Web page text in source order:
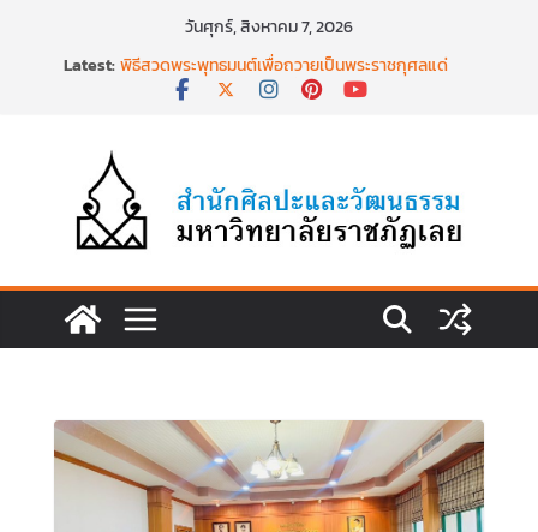
วันศุกร์, สิงหาคม 7, 2026
Latest: พิธีสวดพระพุทธมนต์เพื่อถวายเป็นพระราชกุศลแด่
สมเด็จพระเจ้าลูกเธอฯ วันที่ ๒๒ มิถุนายน ๒๕๖๙
นำงานวิจัยเรื่องการถ่ายทอดจิตรกรรมฝาผนังวัด
โพธิ์ชัยนาพึงผ่านงานศิลปะภาพพิมพ์ฯ ระหว่างวันที่ 22
– 26 มิถุนายน 2569
เชียงคานเปิดงานยิ่งใหญ่ ฉลองครบรอบ ๑๑๕ ปี
สืบสานวัฒนธรรมประเพณีผ่านศาสตร์พระราชา สู่การ
ท่องเที่ยวยั่งยืน วันที่ ๒๓ มิถุนายน ๒๕๖๙
พิธีบำเพ็ญกุศลสวดพระอภิธรรม เพื่ออุทิศถวายพระ
กุศลแด่ สมเด็จพระเจ้าลูกเธอ เจ้าฟ้าพัชรกิติยาภา นเร